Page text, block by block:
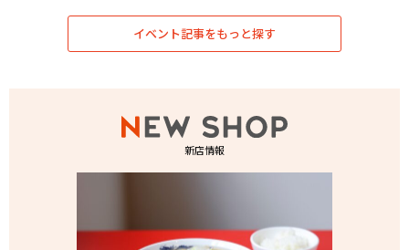
イベント記事をもっと探す
新店情報